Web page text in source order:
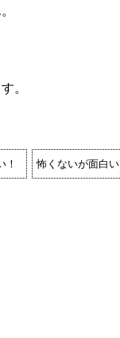
。
！ 怖くないが面白い